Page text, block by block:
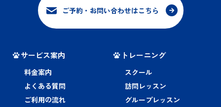
ご予約・お問い合わせはこちら
サービス案内
料金案内
よくある質問
ご利用の流れ
トレーニング
スクール
訪問レッスン
グループレッスン